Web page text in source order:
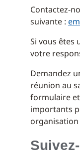
Contactez-
suivante :
Si vous êtes
votre
Demandez
réunion au
formulaire
importants
organisation